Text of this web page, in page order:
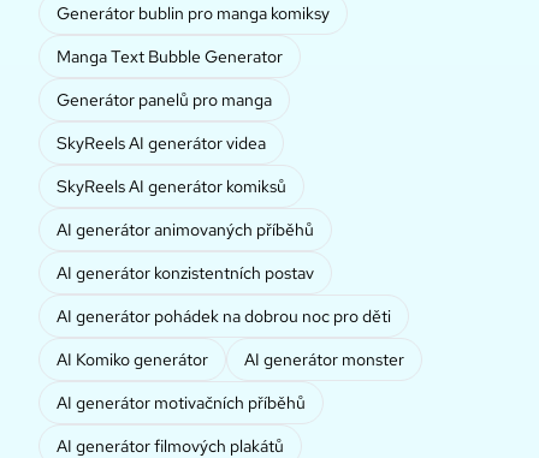
Generátor bublin pro manga komiksy
Manga Text Bubble Generator
Generátor panelů pro manga
SkyReels AI generátor videa
SkyReels AI generátor komiksů
AI generátor animovaných příběhů
AI generátor konzistentních postav
AI generátor pohádek na dobrou noc pro děti
AI Komiko generátor
AI generátor monster
AI generátor motivačních příběhů
AI generátor filmových plakátů